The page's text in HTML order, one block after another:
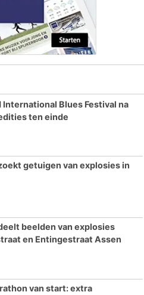
International Blues Festival na
ten einde
getuigen van explosies in
beelden van explosies
en Entingestraat Assen
van start: extra